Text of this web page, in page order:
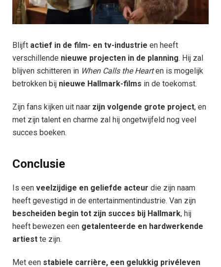
Blijft actief in de film- en tv-industrie en heeft
verschillende nieuwe projecten in de planning. Hij zal
blijven schitteren in When Calls the Hearten is mogelijk
betrokken bij nieuwe Hallmark-films in de toekomst.
Zijn fans kijken uit naar zijn volgende grote project, en
met zijn talent en charme zal hij ongetwijfeld nog veel
succes boeken.
Conclusie
Is een veelzijdige en geliefde acteur die zijn naam
heeft gevestigd in de entertainmentindustrie. Van zijn
bescheiden begin tot zijn succes bij Hallmark, hij
heeft bewezen een getalenteerde en hardwerkende
artiest te zijn.
Met een stabiele carrière, een gelukkig privéleven